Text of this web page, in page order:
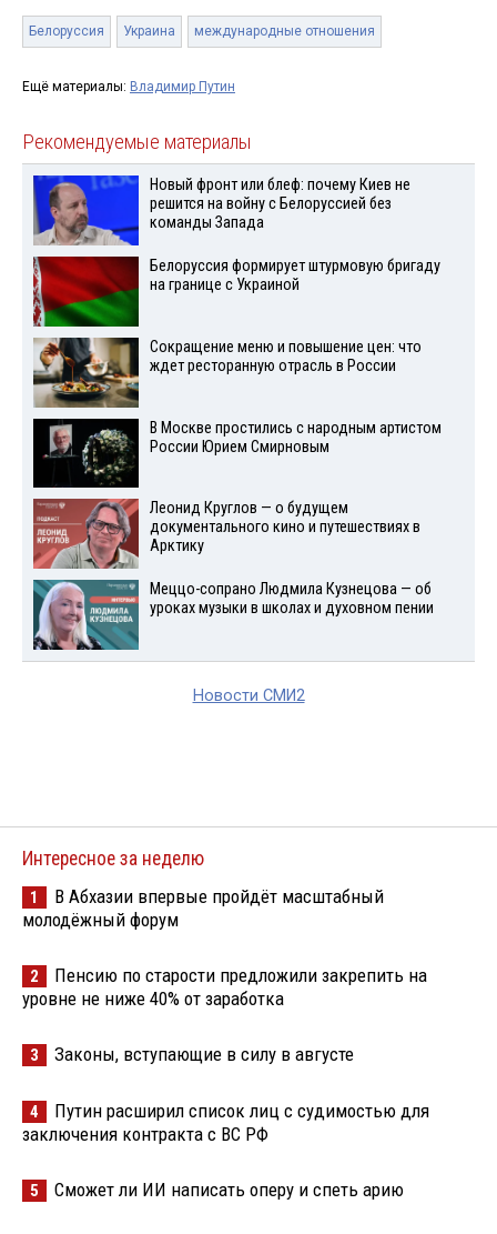
Белоруссия Украина международные отношения
Ещё материалы: Владимир Путин
Рекомендуемые материалы
Новый фронт или блеф: почему Киев не
решится на войну с Белоруссией без
команды Запада
Белоруссия формирует штурмовую бригаду
на границе с Украиной
Сокращение меню и повышение цен: что
ждет ресторанную отрасль в России
В Москве простились с народным артистом
России Юрием Смирновым
Леонид Круглов — о будущем
документального кино и путешествиях в
Арктику
Меццо-сопрано Людмила Кузнецова — об
уроках музыки в школах и духовном пении
Новости СМИ2
Интересное за неделю
1
В Абхазии впервые пройдёт масштабный
молодёжный форум
2
Пенсию по старости предложили закрепить на
уровне не ниже 40% от заработка
3 Законы, вступающие в силу в августе
4
Путин расширил список лиц с судимостью для
заключения контракта с ВС РФ
5 Сможет ли ИИ написать оперу и спеть арию